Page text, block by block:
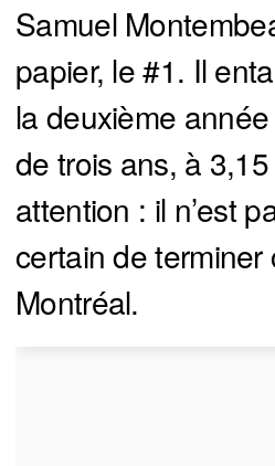
Samuel
papier, le #1. Il
la deuxième
de trois ans, à
attention : il n’est
certain de terminer
Montréal.